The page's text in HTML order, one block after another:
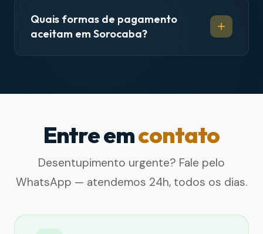
Quais formas de pagamento
aceitam em Sorocaba?
Entre emcontato
Desentupimento urgente? Fale pelo
WhatsApp — atendemos 24h, todos os dias.